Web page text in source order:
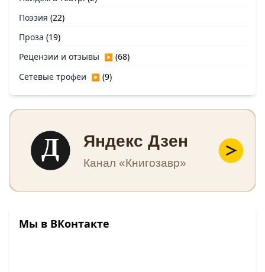
Поэзия (22)
Проза (19)
Рецензии и отзывы ▶ (68)
Сетевые трофеи ▶ (9)
Д Яндекс Дзен
Канал «Книгозавр»
Мы в ВКонтакте